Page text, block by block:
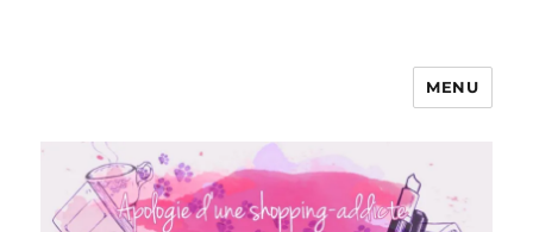
Apologie d'une Shopping-addicte
MENU